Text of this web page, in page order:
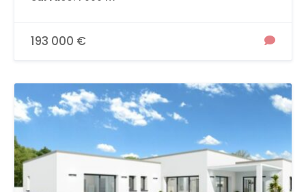
193 000 €